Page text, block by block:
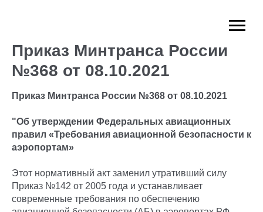
Приказ Минтранса России
№368 от 08.10.2021
Приказ Минтранса России №368 от 08.10.2021
"Об утверждении Федеральных авиационных
правил «Требования авиационной безопасности к
аэропортам»
Этот нормативный акт заменил утративший силу
Приказ №142 от 2005 года и устанавливает
современные требования по обеспечению